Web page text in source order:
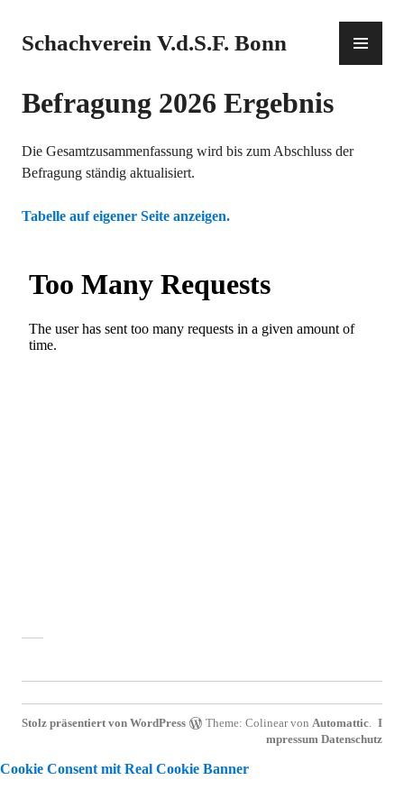
springen
Schachverein V.d.S.F. Bonn
Befragung 2026 Ergebnis
Die Gesamtzusammenfassung wird bis zum Abschluss der
Befragung ständig aktualisiert.
Tabelle auf eigener Seite anzeigen.
Stolz präsentiert von WordPress Theme: Colinear von Automattic. I
mpressum Datenschutz
Cookie Consent mit Real Cookie Banner